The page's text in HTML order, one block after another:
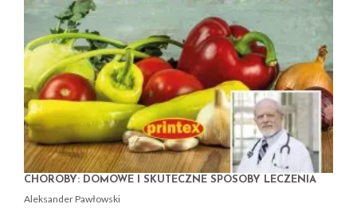
CHOROBY: DOMOWE I SKUTECZNE SPOSOBY LECZENIA
Aleksander Pawłowski